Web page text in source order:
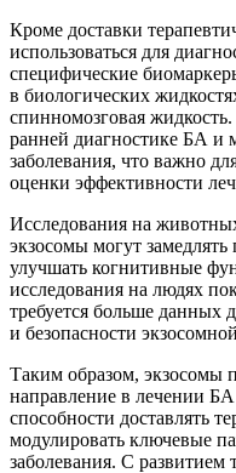
Кроме доставки
использоваться для
специфические
в биологических
спинномозговая
ранней диагностике БА и
заболевания, что важно
оценки эффективности
Исследования на
экзосомы могут
улучшать когнитивные
исследования на людях
требуется больше данных
и безопасности
Таким образом, экзосомы
направление в лечении
способности доставлять
модулировать ключевые
заболевания. С